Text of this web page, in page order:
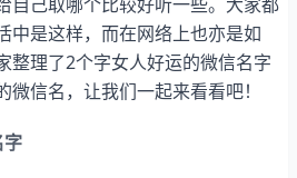
中是这样，而在网络上也亦是如
整理了2个字女人好运的微信名字
信名，让我们一起来看看吧！
字